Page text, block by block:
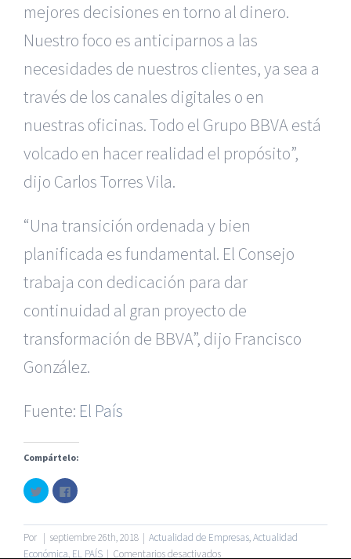
mejores decisiones en torno al dinero.
Nuestro foco es anticiparnos a las
necesidades de nuestros clientes, ya sea a
través de los canales digitales o en
nuestras oficinas. Todo el Grupo BBVA está
volcado en hacer realidad el propósito”,
dijo Carlos Torres Vila.
“Una transición ordenada y bien
planificada es fundamental. El Consejo
trabaja con dedicación para dar
continuidad al gran proyecto de
transformación de BBVA”, dijo Francisco
González.
Fuente: El País
Compártelo:
Haz
clic
para
en
Twitter
(Se
abre
Haz
clic
en
Facebook
(Se
abre
Por | septiembre 26th, 2018 | Actualidad de Empresas,Actualidad
Económica, EL PAÍS | Comentarios desactivadosen
| Recursos Administrativos|BGD Abogados Murcia|
Abogados Alicante
Servicios de nuestra Firma |
|Formación para Abogados
Accidentes de Alicante
© Copyright 2010 -
del sitio